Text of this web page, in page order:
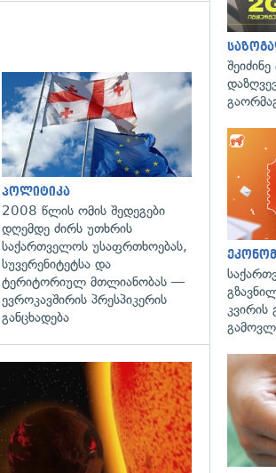
გადახედვა გადახედვა
პოლიტიკა
2008 წლის ომის შედეგები
დღემდე ძირს უთხრის
საქართველოს უსაფრთხოებას,
სუვერენიტეტსა და
ტერიტორიულ მთლიანობას —
ევროკავშირის პრესპიკერის
განცხადება
გადახედვა
კვირის